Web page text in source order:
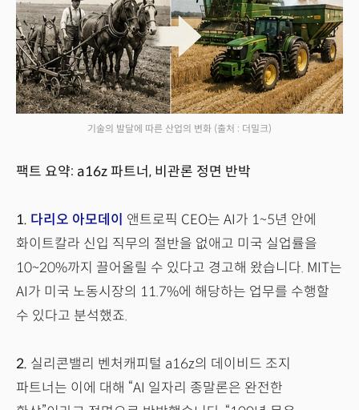
기술의 발달에 따른 산업의 변화 (출처 : 더밀크)
팩트 요약: a16z 파트너, 비관론 정면 반박
1. 다리오 아모데이 앤트로픽 CEO는 AI가 1~5년 안에
화이트칼라 신입 직무의 절반을 없애고 미국 실업률을
10~20%까지 끌어올릴 수 있다고 경고해 왔습니다. MIT는
AI가 미국 노동시장의 11.7%에 해당하는 업무를 수행할
수 있다고 분석했죠.
2. 실리콘밸리 벤처캐피털 a16z의 데이비드 조지
파트너는 이에 대해 “AI 일자리 종말론은 완전한